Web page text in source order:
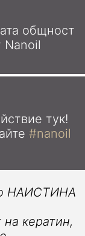
общност
Nanoil
тук!
#nanoil
НАИСТИНА
кератин,